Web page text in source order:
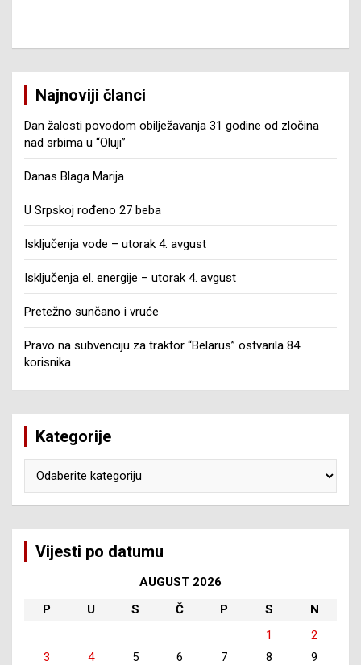
Najnoviji članci
Dan žalosti povodom obilježavanja 31 godine od zločina
nad srbima u “Oluji”
Danas Blaga Marija
U Srpskoj rođeno 27 beba
Isključenja vode – utorak 4. avgust
Isključenja el. energije – utorak 4. avgust
Pretežno sunčano i vruće
Pravo na subvenciju za traktor “Belarus” ostvarila 84
korisnika
Kategorije
Vijesti po datumu
AUGUST 2026
P
U S Č P S
N
1
2
3
4 5 6 7 8
9